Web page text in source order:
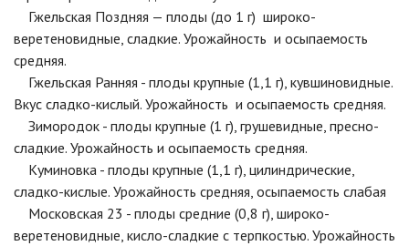
Гжельская Поздняя — плоды (до 1 г) широко-
веретеновидные, сладкие. Урожайность и осыпаемость
средняя.
Гжельская Ранняя - плоды крупные (1,1 г), кувшиновидные.
Вкус сладко-кислый. Урожайность и осыпаемость средняя.
Зимородок - плоды крупные (1 г), грушевидные, пресно-
сладкие. Урожайность и осыпаемость средняя.
Куминовка - плоды крупные (1,1 г), цилиндрические,
сладко-кислые. Урожайность средняя, осыпаемость слабая
Московская 23 - плоды средние (0,8 г), широко-
веретеновидные, кисло-сладкие с терпкостью. Урожайность